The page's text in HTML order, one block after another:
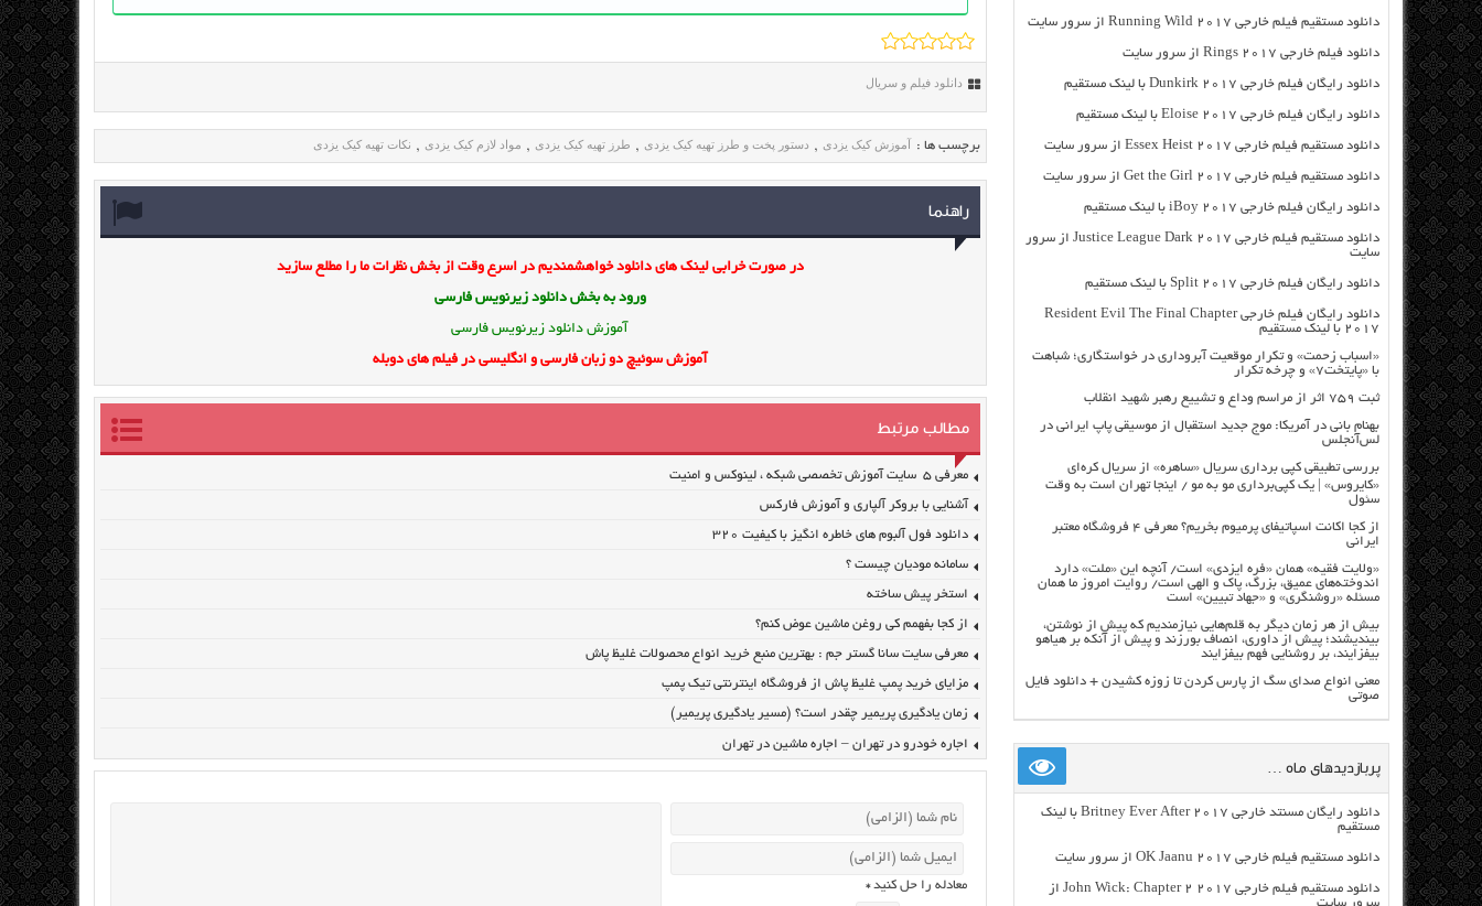
دانلود فیلم و سریال
برچسب ها : آموزش کیک یزدی , دستور پخت و طرز تهیه کیک یزدی , طرز تهیه کیک یزدی , مواد لازم کیک یزدی , نکات تهیه کیک یزدی
راهنما
در صورت خرابی لینک های دانلود خواهشمندیم در اسرع وقت از بخش نظرات ما را مطلع سازید
ورود به بخش دانلود زیرنویس فارسی
آموزش دانلود زیرنویس فارسی
آموزش سوئیچ دو زبان فارسی و انگلیسی در فیلم های دوبله
مطالب مرتبط
معرفی ۵ سایت آموزش تخصصی شبکه ، لینوکس و امنیت
آشنایی با بروکر آلپاری و آموزش فارکس
دانلود فول آلبوم های خاطره انگیز با کیفیت ۳۲۰
سامانه مودیان چیست ؟
استخر پیش ساخته
از کجا بفهمم کی روغن ماشین عوض کنم؟
معرفی سایت سانا گستر جم : بهترین منبع خرید انواع محصولات غلیظ پاش
مزایای خرید پمپ غلیظ پاش از فروشگاه اینترنتی تیک پمپ
زمان یادگیری پریمیر چقدر است؟ (مسیر یادگیری پریمیر)
اجاره خودرو در تهران – اجاره ماشین در تهران
معادله را حل کنید*
دانلود مستقیم فیلم خارجی Running Wild 2017 از سرور سایت
دانلود فیلم خارجی Rings 2017 از سرور سایت
دانلود رایگان فیلم خارجی Dunkirk 2017 با لینک مستقیم
دانلود رایگان فیلم خارجی Eloise 2017 با لینک مستقیم
دانلود مستقیم فیلم خارجی Essex Heist 2017 از سرور سایت
دانلود مستقیم فیلم خارجی Get the Girl 2017 از سرور سایت
دانلود رایگان فیلم خارجی iBoy 2017 با لینک مستقیم
دانلود مستقیم فیلم خارجی Justice League Dark 2017 از سرور
سایت
دانلود رایگان فیلم خارجی Split 2017 با لینک مستقیم
دانلود رایگان فیلم خارجی Resident Evil The Final Chapter
2017 با لینک مستقیم
«اسباب زحمت» و تکرار موقعیت آبروداری در خواستگاری؛ شباهت
با «پایتخت۷» و چرخه تکرار
ثبت ۷۵۹ اثر از مراسم وداع و تشییع رهبر شهید انقلاب
بهنام بانی در آمریکا: موج جدید استقبال از موسیقی پاپ ایرانی در
لس‌آنجلس
بررسی تطبیقی کپی برداری سریال «ساهره» از سریال کره‌ای
«کایروس» | یک کپی‌برداری مو به مو / اینجا تهران است به وقت
سئول
از کجا اکانت اسپاتیفای پرمیوم بخریم؟ معرفی ۴ فروشگاه معتبر
ایرانی
«ولایت فقیه» همان «فره ایزدی» است/ آنچه این «ملت» دارد
اندوخته‌های عمیق، بزرگ، پاک و الهی است/ روایت امروز ما همان
مسئله «روشنگری» و «جهاد تبیین» است
بیش از هر زمان دیگر به قلم‌هایی نیازمندیم که پیش از نوشتن،
بیندیشند؛ پیش از داوری، انصاف بورزند و پیش از آنکه بر هیاهو
بیفزایند، بر روشنایی فهم بیفزایند
معنی انواع صدای سگ از پارس کردن تا زوزه کشیدن + دانلود فایل
صوتی
پربازدیدهای ماه …
دانلود رایگان مسنتد خارجی Britney Ever After 2017 با لینک
مستقیم
دانلود مستقیم فیلم خارجی OK Jaanu 2017 از سرور سایت
دانلود مستقیم فیلم خارجی John Wick: Chapter 2 2017 از